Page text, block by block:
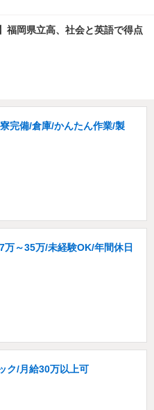
福岡県立高、社会と英語で得点
完備/倉庫/かんたん作業/製
万～35万/未経験OK/年間休日
ク/月給30万以上可